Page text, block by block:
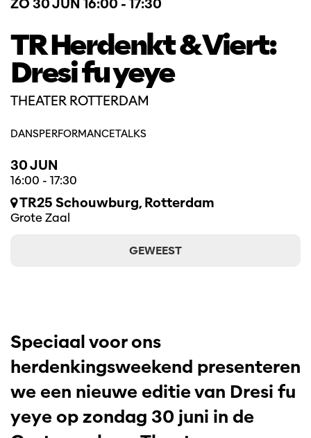
TR Herdenkt & Viert:
Dresi fu yeye
THEATER ROTTERDAM
ZO 30 JUN 16:00 - 17:30
DANSPERFORMANCETALKS
30 JUN
16:00 - 17:30
TR25 Schouwburg, Rotterdam
Grote Zaal
GEWEEST
Speciaal voor ons
herdenkingsweekend presenteren
we een nieuwe editie van Dresi fu
yeye op zondag 30 juni in de